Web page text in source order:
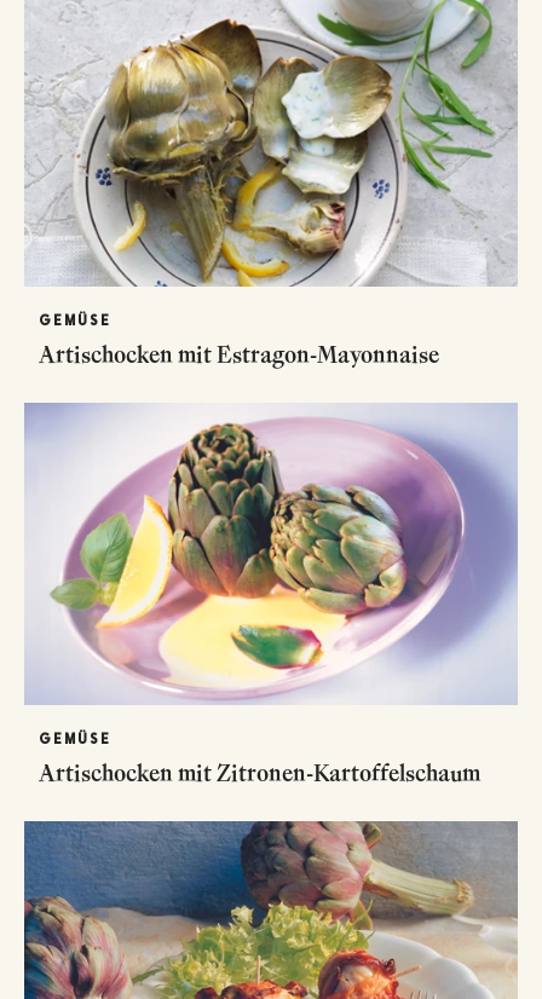
GEMÜSE
Artischocken mit Estragon-Mayonnaise
GEMÜSE
Artischocken mit Zitronen-Kartoffelschaum